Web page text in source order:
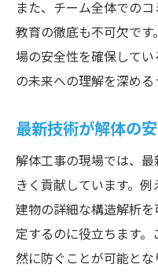
また、チーム全体での
教育の徹底も不可欠で
場の安全性を確保して
の未来への理解を深める
最新技術が解体の
解体工事の現場では、
きく貢献しています。例
建物の詳細な構造解析
定するのに役立ちます
然に防ぐことが可能と